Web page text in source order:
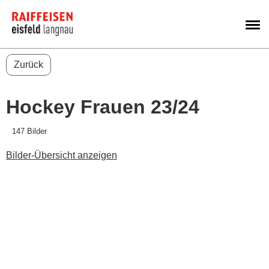
Zurück
Hockey Frauen 23/24
147 Bilder
Bilder-Übersicht anzeigen